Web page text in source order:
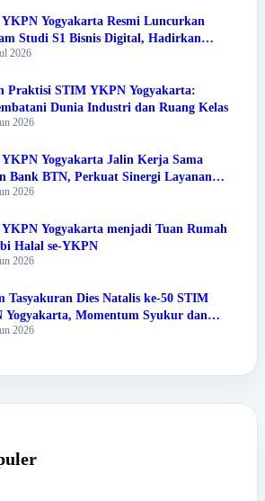
Yogyakarta Resmi Luncurkan
Studi S1 Bisnis Digital, Hadirkan
Baru Pendidikan Berbasis Digital
2026
Praktisi STIM YKPN Yogyakarta:
Dunia Industri dan Ruang Kelas
2026
Yogyakarta Jalin Kerja Sama
Bank BTN, Perkuat Sinergi Layanan
Dharma Perguruan Tinggi
2026
Yogyakarta menjadi Tuan Rumah
Halal se-YKPN
2026
Tasyakuran Dies Natalis ke-50 STIM
Yogyakarta, Momentum Syukur dan
Prestasi Sivitas Akademika
2026